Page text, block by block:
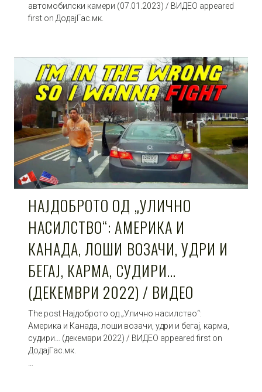
автомобилски камери (07.01.2023) / ВИДЕО appeared
first on ДодајГас.мк.
НАЈДОБРОТО ОД „УЛИЧНО
НАСИЛСТВО“: АМЕРИКА И
КАНАДА, ЛОШИ ВОЗАЧИ, УДРИ И
БЕГАЈ, КАРМА, СУДИРИ…
(ДЕКЕМВРИ 2022) / ВИДЕО
The post Најдоброто од „Улично насилство“:
Америка и Канада, лоши возачи, удри и бегај, карма,
судири… (декември 2022) / ВИДЕО appeared first on
ДодајГас.мк.